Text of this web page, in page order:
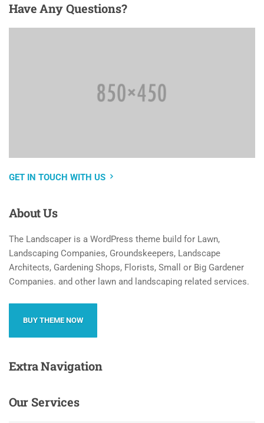
HaveAny Questions?
GET IN TOUCH WITH US
AboutUs
The Landscaper is a WordPress theme build for Lawn,
Landscaping Companies, Groundskeepers, Landscape
Architects, Gardening Shops, Florists, Small or Big Gardener
Companies. and other lawn and landscaping related services.
BUY THEME NOW
ExtraNavigation
OurServices